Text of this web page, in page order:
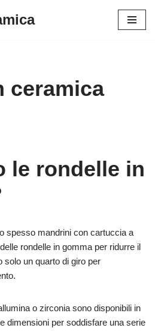
ceramica
le rondelle in
spesso mandrini con cartuccia a
rondelle in gomma per ridurre il
solo un quarto di giro per
o zirconia sono disponibili in
dimensioni per soddisfare una serie